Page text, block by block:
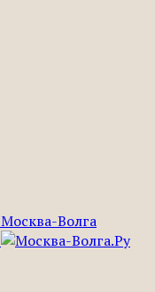
Москва-Волга